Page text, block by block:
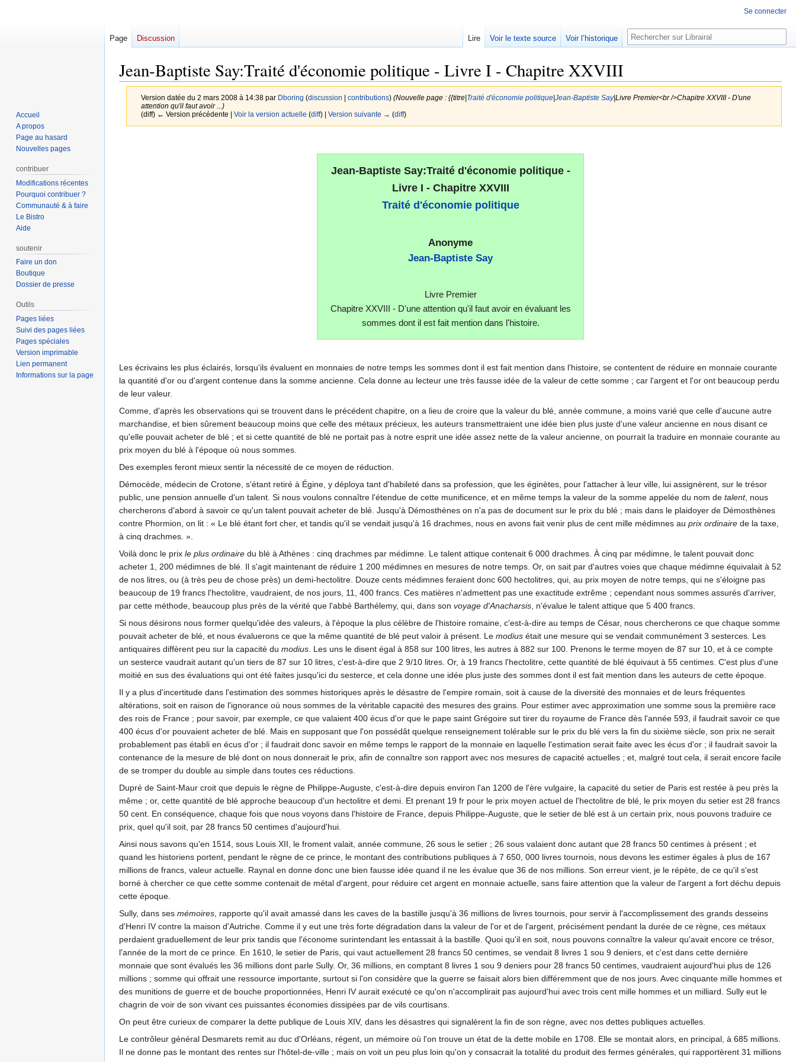
Jean-Baptiste Say:Traité d'économie politique - Livre I - Chapitre XXVIII
Version datée du 2 mars 2008 à 14:38 par Dboring (discussion contributions) (Nouvelle page : {{titre| Traité d'économie politique| Jean-Baptiste Say|Livre Premier<br />Chapitre XXVIII - D'une
attention qu'il faut avoir ...)
(diff) ← Version précédente | Voir la version actuelle (diff) | Version suivante → (diff)
Jean-Baptiste Say:Traité d'économie politique -
Livre I - Chapitre XXVIII
Traité d'économie politique
Anonyme
Jean-Baptiste Say
Livre Premier
Chapitre XXVIII - D'une attention qu'il faut avoir en évaluant les
sommes dont il est fait mention dans l'histoire.
Les écrivains les plus éclairés, lorsqu'ils évaluent en monnaies de notre temps les sommes dont il est fait mention dans l'histoire, se contentent de réduire en monnaie courante
la quantité d'or ou d'argent contenue dans la somme ancienne. Cela donne au lecteur une très fausse idée de la valeur de cette somme ; car l'argent et l'or ont beaucoup perdu
de leur valeur.
Comme, d'après les observations qui se trouvent dans le précédent chapitre, on a lieu de croire que la valeur du blé, année commune, a moins varié que celle d'aucune autre
marchandise, et bien sûrement beaucoup moins que celle des métaux précieux, les auteurs transmettraient une idée bien plus juste d'une valeur ancienne en nous disant ce
qu'elle pouvait acheter de blé ; et si cette quantité de blé ne portait pas à notre esprit une idée assez nette de la valeur ancienne, on pourrait la traduire en monnaie courante au
prix moyen du blé à l'époque où nous sommes.
Des exemples feront mieux sentir la nécessité de ce moyen de réduction.
Démocède, médecin de Crotone, s'étant retiré à Égine, y déploya tant d'habileté dans sa profession, que les éginètes, pour l'attacher à leur ville, lui assignèrent, sur le trésor
public, une pension annuelle d'un talent. Si nous voulons connaître l'étendue de cette munificence, et en même temps la valeur de la somme appelée du nom de talent, nous
chercherons d'abord à savoir ce qu'un talent pouvait acheter de blé. Jusqu'à Démosthènes on n'a pas de document sur le prix du blé ; mais dans le plaidoyer de Démosthènes
contre Phormion, on lit : « Le blé étant fort cher, et tandis qu'il se vendait jusqu'à 16 drachmes, nous en avons fait venir plus de cent mille médimnes au prix ordinaire de la taxe,
à cinq drachmes. ».
Voilà donc le prix le plus ordinaire du blé à Athènes : cinq drachmes par médimne. Le talent attique contenait 6 000 drachmes. À cinq par médimne, le talent pouvait donc
acheter 1, 200 médimnes de blé. Il s'agit maintenant de réduire 1 200 médimnes en mesures de notre temps. Or, on sait par d'autres voies que chaque médimne équivalait à 52
de nos litres, ou (à très peu de chose près) un demi-hectolitre. Douze cents médimnes feraient donc 600 hectolitres, qui, au prix moyen de notre temps, qui ne s'éloigne pas
beaucoup de 19 francs l'hectolitre, vaudraient, de nos jours, 11, 400 francs. Ces matières n'admettent pas une exactitude extrême ; cependant nous sommes assurés d'arriver,
par cette méthode, beaucoup plus près de la vérité que l'abbé Barthélemy, qui, dans son voyage d'Anacharsis, n'évalue le talent attique que 5 400 francs.
Si nous désirons nous former quelqu'idée des valeurs, à l'époque la plus célèbre de l'histoire romaine, c'est-à-dire au temps de César, nous chercherons ce que chaque somme
pouvait acheter de blé, et nous évaluerons ce que la même quantité de blé peut valoir à présent. Le modius était une mesure qui se vendait communément 3 sesterces. Les
antiquaires diffèrent peu sur la capacité du modius. Les uns le disent égal à 858 sur 100 litres, les autres à 882 sur 100. Prenons le terme moyen de 87 sur 10, et à ce compte
un sesterce vaudrait autant qu'un tiers de 87 sur 10 litres, c'est-à-dire que 2 9/10 litres. Or, à 19 francs l'hectolitre, cette quantité de blé équivaut à 55 centimes. C'est plus d'une
moitié en sus des évaluations qui ont été faites jusqu'ici du sesterce, et cela donne une idée plus juste des sommes dont il est fait mention dans les auteurs de cette époque.
Il y a plus d'incertitude dans l'estimation des sommes historiques après le désastre de l'empire romain, soit à cause de la diversité des monnaies et de leurs fréquentes
altérations, soit en raison de l'ignorance où nous sommes de la véritable capacité des mesures des grains. Pour estimer avec approximation une somme sous la première race
des rois de France ; pour savoir, par exemple, ce que valaient 400 écus d'or que le pape saint Grégoire sut tirer du royaume de France dès l'année 593, il faudrait savoir ce que
400 écus d'or pouvaient acheter de blé. Mais en supposant que l'on possédât quelque renseignement tolérable sur le prix du blé vers la fin du sixième siècle, son prix ne serait
probablement pas établi en écus d'or ; il faudrait donc savoir en même temps le rapport de la monnaie en laquelle l'estimation serait faite avec les écus d'or ; il faudrait savoir la
contenance de la mesure de blé dont on nous donnerait le prix, afin de connaître son rapport avec nos mesures de capacité actuelles ; et, malgré tout cela, il serait encore facile
de se tromper du double au simple dans toutes ces réductions.
Dupré de Saint-Maur croit que depuis le règne de Philippe-Auguste, c'est-à-dire depuis environ l'an 1200 de l'ère vulgaire, la capacité du setier de Paris est restée à peu près la
même ; or, cette quantité de blé approche beaucoup d'un hectolitre et demi. Et prenant 19 fr pour le prix moyen actuel de l'hectolitre de blé, le prix moyen du setier est 28 francs
50 cent. En conséquence, chaque fois que nous voyons dans l'histoire de France, depuis Philippe-Auguste, que le setier de blé est à un certain prix, nous pouvons traduire ce
prix, quel qu'il soit, par 28 francs 50 centimes d'aujourd'hui.
Ainsi nous savons qu'en 1514, sous Louis XII, le froment valait, année commune, 26 sous le setier ; 26 sous valaient donc autant que 28 francs 50 centimes à présent ; et
quand les historiens portent, pendant le règne de ce prince, le montant des contributions publiques à 7 650, 000 livres tournois, nous devons les estimer égales à plus de 167
millions de francs, valeur actuelle. Raynal en donne donc une bien fausse idée quand il ne les évalue que 36 de nos millions. Son erreur vient, je le répète, de ce qu'il s'est
borné à chercher ce que cette somme contenait de métal d'argent, pour réduire cet argent en monnaie actuelle, sans faire attention que la valeur de l'argent a fort déchu depuis
cette époque.
Sully, dans ses mémoires, rapporte qu'il avait amassé dans les caves de la bastille jusqu'à 36 millions de livres tournois, pour servir à l'accomplissement des grands desseins
d'Henri IV contre la maison d'Autriche. Comme il y eut une très forte dégradation dans la valeur de l'or et de l'argent, précisément pendant la durée de ce règne, ces métaux
perdaient graduellement de leur prix tandis que l'économe surintendant les entassait à la bastille. Quoi qu'il en soit, nous pouvons connaître la valeur qu'avait encore ce trésor,
l'année de la mort de ce prince. En 1610, le setier de Paris, qui vaut actuellement 28 francs 50 centimes, se vendait 8 livres 1 sou 9 deniers, et c'est dans cette dernière
monnaie que sont évalués les 36 millions dont parle Sully. Or, 36 millions, en comptant 8 livres 1 sou 9 deniers pour 28 francs 50 centimes, vaudraient aujourd'hui plus de 126
millions ; somme qui offrait une ressource importante, surtout si l'on considère que la guerre se faisait alors bien différemment que de nos jours. Avec cinquante mille hommes et
des munitions de guerre et de bouche proportionnées, Henri IV aurait exécuté ce qu'on n'accomplirait pas aujourd'hui avec trois cent mille hommes et un milliard. Sully eut le
chagrin de voir de son vivant ces puissantes économies dissipées par de vils courtisans.
On peut être curieux de comparer la dette publique de Louis XIV, dans les désastres qui signalèrent la fin de son règne, avec nos dettes publiques actuelles.
Le contrôleur général Desmarets remit au duc d'Orléans, régent, un mémoire où l'on trouve un état de la dette mobile en 1708. Elle se montait alors, en principal, à 685 millions.
Il ne donne pas le montant des rentes sur l'hôtel-de-ville ; mais on voit un peu plus loin qu'on y consacrait la totalité du produit des fermes générales, qui rapportèrent 31 millions
Se connecter
Page Discussion Lire Voir le texte source Voir l’historique Rechercher
Accueil
A propos
Page au hasard
Nouvelles pages
contribuer
Modifications récentes
Pourquoi contribuer ?
Communauté & à faire
Le Bistro
Aide
soutenir
Faire un don
Boutique
Dossier de presse
Outils
Pages liées
Suivi des pages liées
Pages spéciales
Version imprimable
Lien permanent
Informations sur la page